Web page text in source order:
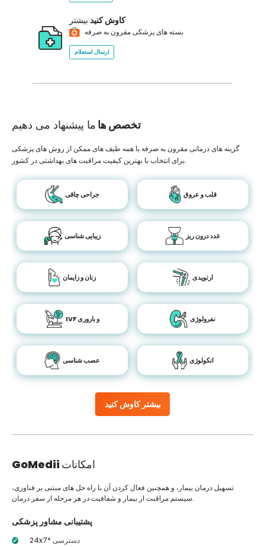
کاوش کنید بیشتر
بسته های پزشکی مقرون به صرفه
ارسال استعلام
تخصص ها ما پیشنهاد می دهیم
بیشتر کاوش کنید
گزینه های درمانی مقرون به صرفه با همه طیف های ممکن از روش های پزشکی
برای انتخاب با بهترین کیفیت مراقبت های بهداشتی در کشور.
جراحی چاقی قلب و عروق
زیبایی شناسی غدد درون ریز
زنان و زایمان ارتوپدی
IVF و باروری نفرولوژی
عصب شناسی انکولوژی
GoMedii امکانات
تسهیل درمان بیمار، و همچنین فعال کردن آن با راه حل های مبتنی بر فناوری،
سیستم مراقبت از بیمار و شفافیت در هر مرحله از سفر درمان.
پشتیبانی مشاور پزشکی
24x7* دسترسی